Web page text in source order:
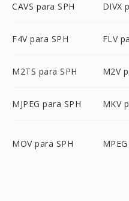
CAVS para SPH DIVX
F4V para SPH FLV
M2TS para SPH M2V
MJPEG para SPH MKV
MOV para SPH